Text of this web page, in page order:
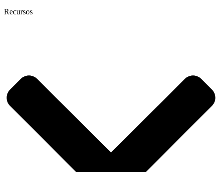
Recursos